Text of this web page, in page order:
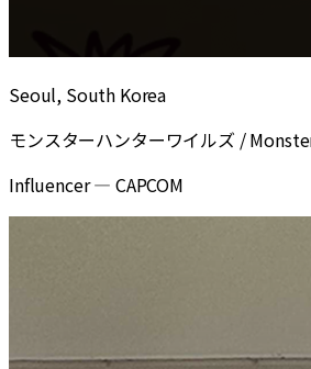
Seoul, South Korea
モンスターハンターワイルズ /
Influencer— CAPCOM